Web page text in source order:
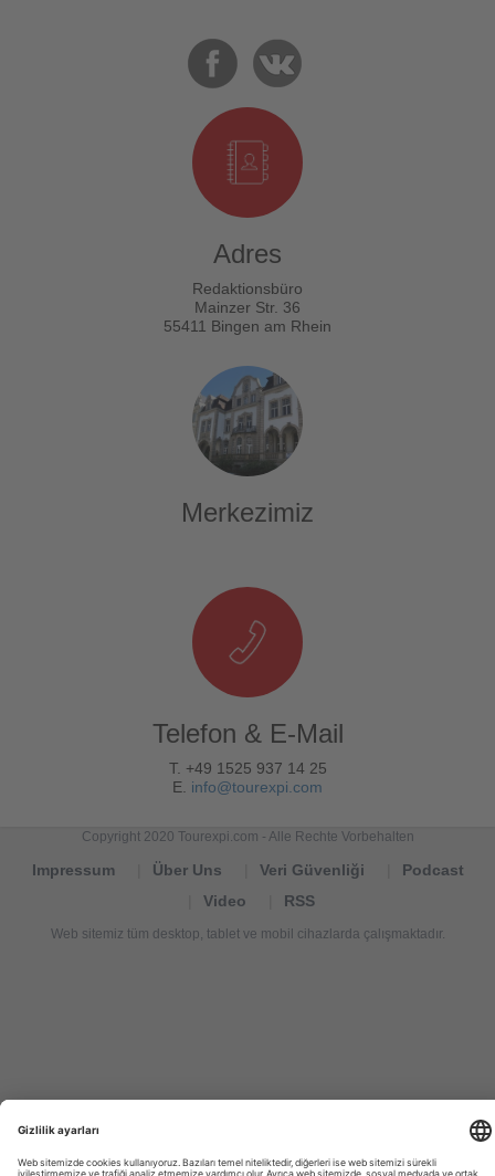
Adres
Redaktionsbüro
Mainzer Str. 36
55411 Bingen am Rhein
Merkezimiz
Telefon & E-Mail
T. +49 1525 937 14 25
E. info@tourexpi.com
Copyright 2020 Tourexpi.com - Alle Rechte Vorbehalten
Impressum Über Uns Veri Güvenliği
Podcast
Video
RSS
Web sitemiz tüm desktop, tablet ve mobil cihazlarda çalışmaktadır.
turismo,